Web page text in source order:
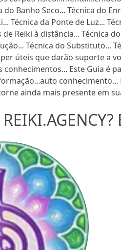
Banho Seco... Técnica do
Técnica da Ponte de Luz...
de Reiki à distância... Técnica
Técnica do Substituto...
úteis que darão suporte a
Este Guia é
conhecimento...
ainda mais presente em